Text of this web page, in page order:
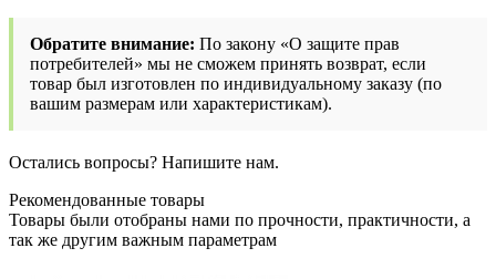
Обратите внимание: По закону «О защите прав
потребителей» мы не сможем принять возврат, если
товар был изготовлен по индивидуальному заказу (по
вашим размерам или характеристикам).
Остались вопросы? Напишите нам.
Рекомендованные товары
Товары были отобраны нами по прочности, практичности, а
так же другим важным параметрам